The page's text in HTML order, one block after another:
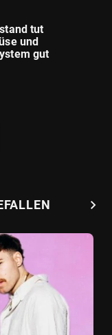
tut
und
gut
chevron_right